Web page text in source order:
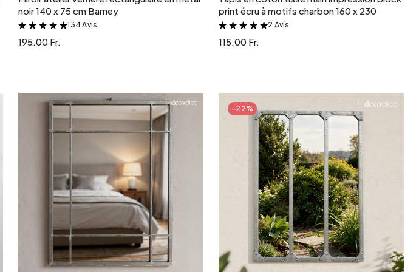
noir 140 x 75 cm Barney
&
134 Avis
195.00 Fr.
print écru à motifs charbon 160 x 230
&
2 Avis
115.00 Fr.
Ajouter au panier
-22%
Ajouter au panier